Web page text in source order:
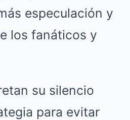
especulación y
los fanáticos y
su silencio
para evitar